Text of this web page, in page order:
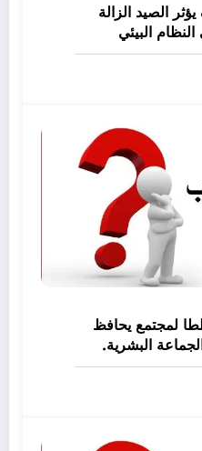
الصيد الزالة
البيئي
لمجتمع يحافظ
البشرية.
لتحقيق هذه